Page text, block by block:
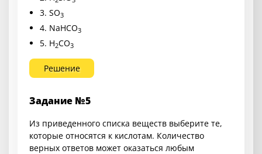
3. SO3
4. NaHCO3
5. H2CO3
Решение
Задание №5
Из приведенного списка веществ выберите те,
которые относятся к кислотам. Количество
верных ответов может оказаться любым